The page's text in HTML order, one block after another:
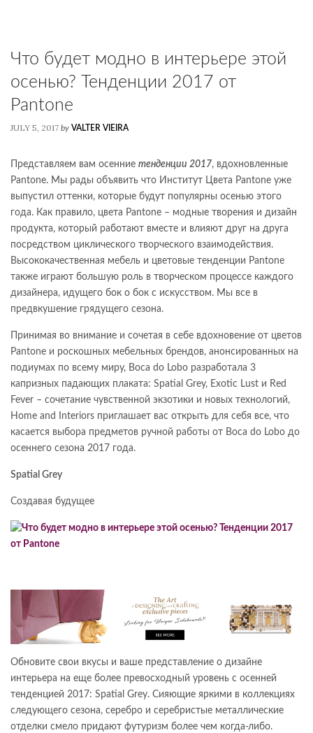
Что будет модно в интерьере этой
осенью? Тенденции 2017 от
Pantone
JULY 5, 2017 by VALTER VIEIRA
Представляем вам осенние тенденции 2017, вдохновленные
Pantone. Мы рады объявить что Институт Цвета Pantone уже
выпустил оттенки, которые будут популярны осенью этого
года. Как правило, цвета Pantone – модные творения и дизайн
продукта, который работают вместе и влияют друг на друга
посредством циклического творческого взаимодействия.
Высококачественная мебель и цветовые тенденции Pantone
также играют большую роль в творческом процессе каждого
дизайнера, идущего бок о бок с искусством. Мы все в
предвкушение грядущего сезона.
Принимая во внимание и сочетая в себе вдохновение от цветов
Pantone и роскошных мебельных брендов, анонсированных на
подиумах по всему миру, Boca do Lobo разработала 3
капризных падающих плаката: Spatial Grey, Exotic Lust и Red
Fever – сочетание чувственной экзотики и новых технологий,
Home and Interiors приглашает вас открыть для себя все, что
касается выбора предметов ручной работы от Boca do Lobo до
осеннего сезона 2017 года.
Spatial Grey
Создавая будущее
Обновите свои вкусы и ваше представление о дизайне
интерьера на еще более превосходный уровень с осенней
тенденцией 2017: Spatial Grey. Сияющие яркими в коллекциях
следующего сезона, серебро и серебристые металлические
отделки смело придают футуризм более чем когда-либо.